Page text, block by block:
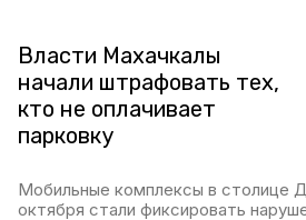
Власти Махачкалы
начали штрафовать тех,
кто не оплачивает
парковку
Мобильные комплексы в столице
октября стали фиксировать